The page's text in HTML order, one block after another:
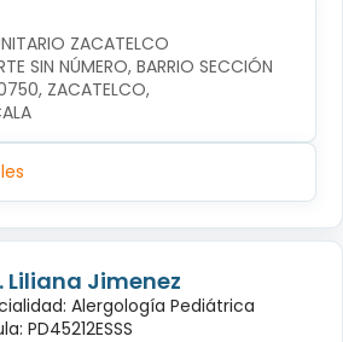
ZACATELCO
SIN NÚMERO, BARRIO SECCIÓN
ZACATELCO,
Liliana Jimenez
Alergología Pediátrica
PD45212ESSS